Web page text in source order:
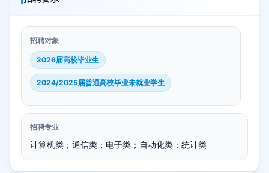
招聘对象
2026届高校毕业生
2024/2025届普通高校毕业未就业学生
招聘专业
计算机类；通信类；电子类；自动化类；统计类